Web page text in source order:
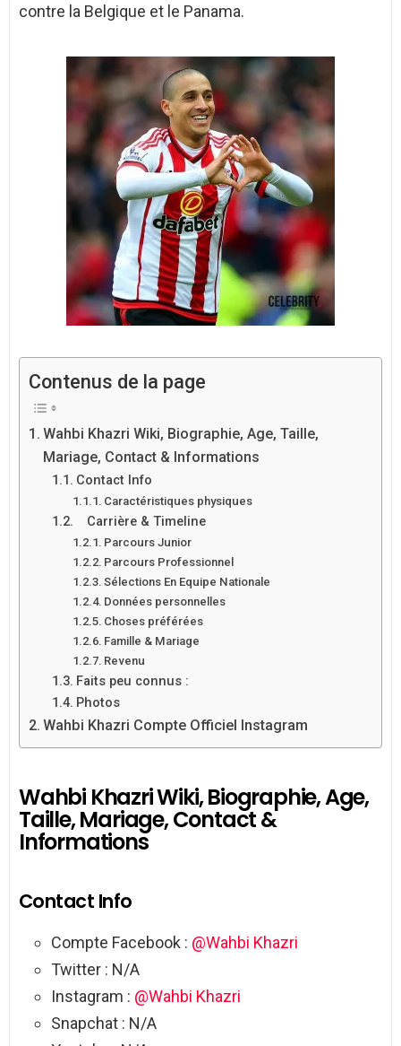
contre la Belgique et le Panama.
Contenus de la page
Wahbi Khazri Wiki, Biographie, Age, Taille,
Mariage, Contact & Informations
Contact Info
Caractéristiques physiques
Carrière & Timeline
Parcours Junior
Parcours Professionnel
Sélections En Equipe Nationale
Données personnelles
Choses préférées
Famille & Mariage
Revenu
Faits peu connus :
Photos
Wahbi Khazri Compte Officiel Instagram
Wahbi Khazri Wiki, Biographie, Age,
Taille, Mariage, Contact &
Informations
Contact Info
Compte Facebook : @Wahbi Khazri
Twitter : N/A
Instagram : @Wahbi Khazri
Snapchat : N/A